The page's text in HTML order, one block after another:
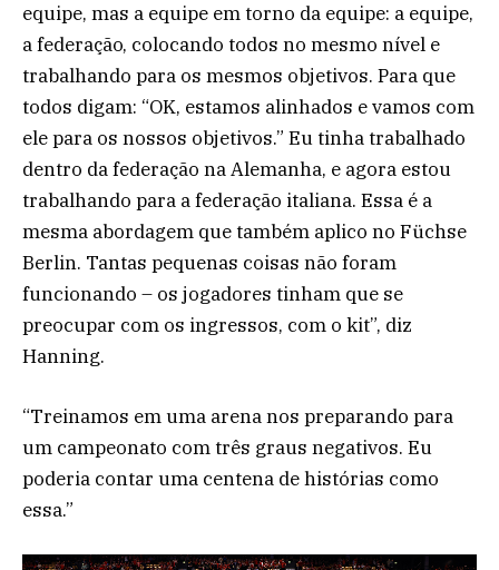
equipe, mas a equipe em torno da equipe: a equipe,
a federação, colocando todos no mesmo nível e
trabalhando para os mesmos objetivos. Para que
todos digam: “OK, estamos alinhados e vamos com
ele para os nossos objetivos.” Eu tinha trabalhado
dentro da federação na Alemanha, e agora estou
trabalhando para a federação italiana. Essa é a
mesma abordagem que também aplico no Füchse
Berlin. Tantas pequenas coisas não foram
funcionando – os jogadores tinham que se
preocupar com os ingressos, com o kit”, diz
Hanning.
“Treinamos em uma arena nos preparando para
um campeonato com três graus negativos. Eu
poderia contar uma centena de histórias como
essa.”